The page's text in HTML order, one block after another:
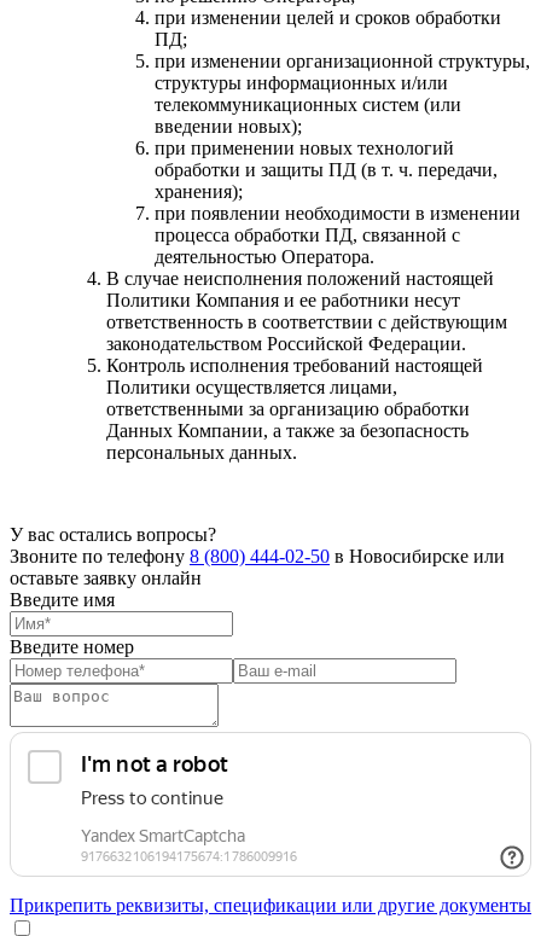
при изменении целей и сроков обработки
ПД;
при изменении организационной структуры,
структуры информационных и/или
телекоммуникационных систем (или
введении новых);
при применении новых технологий
обработки и защиты ПД (в т. ч. передачи,
хранения);
при появлении необходимости в изменении
процесса обработки ПД, связанной с
деятельностью Оператора.
В случае неисполнения положений настоящей
Политики Компания и ее работники несут
ответственность в соответствии с действующим
законодательством Российской Федерации.
Контроль исполнения требований настоящей
Политики осуществляется лицами,
ответственными за организацию обработки
Данных Компании, а также за безопасность
персональных данных.
У вас остались вопросы?
Звоните по телефону 8 (800) 444-02-50 в Новосибирске или
оставьте заявку онлайн
Введите имя
Введите номер
Прикрепить реквизиты, спецификации или другие документы